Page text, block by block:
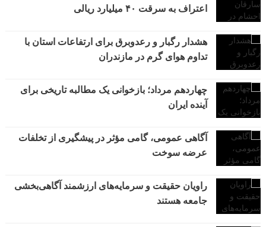
اعتراف به سرقت ۴۰ میلیارد ریالی
هشدار رگبار و رعدوبرق برای ارتفاعات استان با
تداوم هوای گرم در مازندران
چهاردهم مرداد؛ بازخوانی یک مطالبه تاریخی برای
آینده ایران
آگاهی عمومی، گامی مؤثر در پیشگیری از تخلفات
عرضه سوخت
راویان حقیقت و سرمایه‌های ارزشمند آگاهی‌بخشی
جامعه هستند